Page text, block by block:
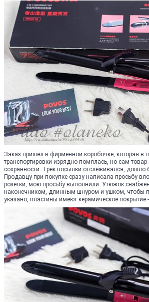
Заказ пришёл в фирменной коробочке, которая в
транспортировки изрядно помялась, но сам товар
сохранности. Трек посылки отслеживался, дошло
Продавцу при покупке сразу написала просьбу
розетки, мою просьбу выполнили. Утюжок
наконечником, длинным шнуром и ушком, чтобы
указано, пластины имеют керамическое покрытие